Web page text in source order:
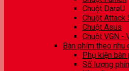
Chuột DareU
Chuột Attack
Chuột Asus
Chuột VGN -
Bàn phím theo nhu
Phụ kiện bàn
Số lượng